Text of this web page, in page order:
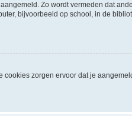
Zo wordt vermeden dat
bijvoorbeeld op school, in de
zorgen ervoor dat je